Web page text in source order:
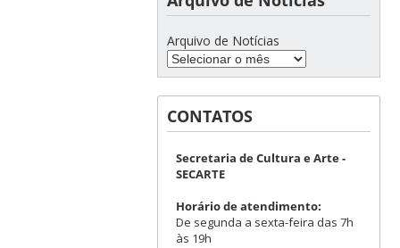
Arquivo de Notícias
CONTATOS
Secretaria de Cultura e Arte -
SECARTE
Horário de atendimento:
De segunda a sexta-feira das 7h
às 19h